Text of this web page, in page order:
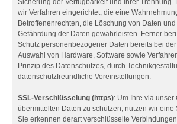
Sicherung der Verfügbarkeit und ihrer Trennung.
wir Verfahren eingerichtet, die eine
Betroffenenrechten, die Löschung von Daten
Gefährdung der Daten gewährleisten. Ferner
Schutz personenbezogener Daten bereits bei
Auswahl von Hardware, Software sowie
Prinzip des Datenschutzes, durch
datenschutzfreundliche Voreinstellungen.
SSL-Verschlüsselung (https): Um Ihre via
übermittelten Daten zu schützen, nutzen wir eine
Sie erkennen derart verschlüsselte